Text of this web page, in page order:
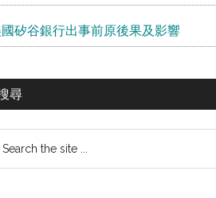
矽谷銀行出事前原後果及影響
尋